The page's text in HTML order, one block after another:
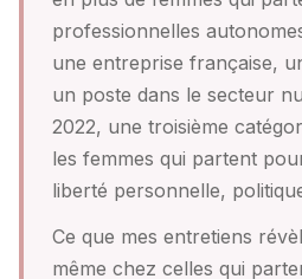
professionnelles
une entreprise française,
un poste dans le secteur
2022, une troisième
les femmes qui partent
liberté personnelle,
Ce que mes entretiens
même chez celles qui